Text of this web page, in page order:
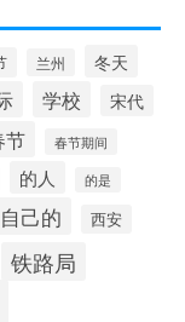
兰州 冬天
学校 宋代
节 春节期间
的人 的是
自己的 西安
铁路局